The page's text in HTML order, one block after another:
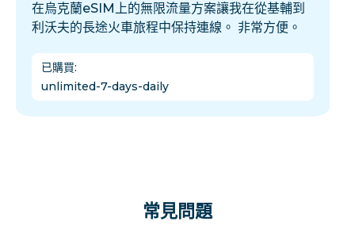
在烏克蘭eSIM上的無限流量方案讓我在從基輔到
利沃夫的長途火車旅程中保持連線。 非常方便。
已購買:
unlimited-7-days-daily
常見問題